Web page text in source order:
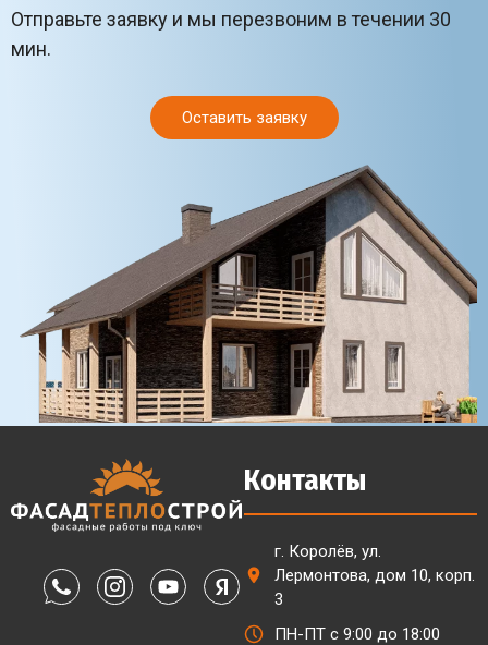
Отправьте заявку и мы перезвоним в течении 30
мин.
Оставить заявку
Контакты
г. Королёв, ул.
Лермонтова, дом 10, корп.
3
ПН-ПТ с 9:00 до 18:00